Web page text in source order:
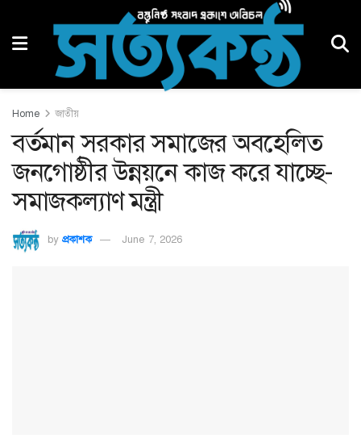
Home জাতীয়
বর্তমান সরকার সমাজের অবহেলিত
জনগোষ্ঠীর উন্নয়নে কাজ করে যাচ্ছে-
সমাজকল্যাণ মন্ত্রী
by প্রকাশক June 7, 2026